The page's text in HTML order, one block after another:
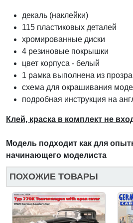
декаль (наклейки)
115 пластиковых деталей
хромированные диски
4 резиновые покрышки
цвет корпуса - белый
1 рамка выполнена из
схема для окрашивания
подробная инструкция на
Клей, краска в комплект не
Модель подходит как для
начинающего моделиста
ПОХОЖИЕ ТОВАРЫ